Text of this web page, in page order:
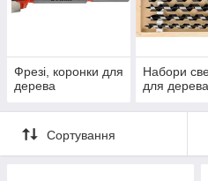
Фрезі, коронки для
дерева
Набори
для дерева
Сортування